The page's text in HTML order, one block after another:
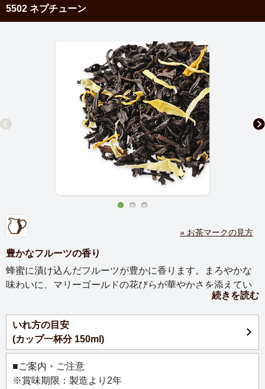
5502 ネプチューン
» お茶マークの見方
豊かなフルーツの香り
蜂蜜に漬け込んだフルーツが豊かに香ります。まろやかな
味わいに、マリーゴールドの花びらが華やかさを添えてい
続きを読む
いれ方の目安
(カップ一杯分 150ml)
■ご案内・ご注意
※賞味期限：製造より2年